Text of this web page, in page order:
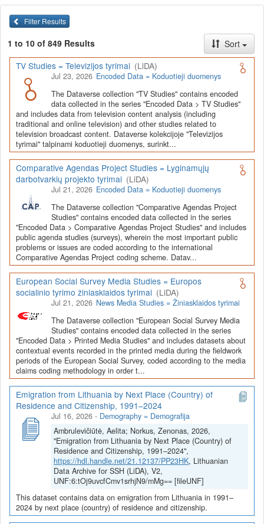
infrastruktūra, suteikianti prieigą prie daugiau nei 600 duomenų ir
tyrimų išteklių. Visi duomenų ir tyrimų ištekliai yra dokumentuoti
lietuvių ir anglų kalbomis pagal tarptautinius standartus. LiDA
įsikūręsKauno technologijos universiteto Duomenų analizės
ir archyvavimo (DAtA) centre( data.ktu.edu
Prieigai prie išteklių naudojama ši
visi ištekliai prieinami, nes 2020-2029 m. vykdomas perkėlimo iš
senosios infrastruktūros projektas). LiDA kuruoja įvairių tipų
išteklius ir jie publikuojami atskiruose kataloguose pagal tipą:
Apklausų duomenys ,Interviu duomenys,Agreguotieji duomenys
(įskaitant Istorinę statistiką),Tekstiniai duomenys
duomenys(įskaitant Žiniasklaidos tyrimus). Taip pat LiDA
talpinami didelių nacionalinių projektų duomenys (Didelių projektų
duomenys) ir Lietuvos aukštojo mokslo ir studijų bei Lietuvos
valstybės institucijų deponuoti socialinių ir humanitarinių mokslų
duomenų rinkiniai (Kitų institucijų duomenys). Norintiemsišmokti
šia talpykla, surasti ir parsisiųsti duomenis, siūlome
susipažinti suLiDA Dataverse talpyklos naudotojo vadovu.
Depozitoriai, kurie norėtų deponuoti savo duomenis į LiDA
Dataverse talpyklą, turėtų susipažinti su informacija
puslapyje.
Filter Results
1 to 10 of 849 Results
Sort
TV Studies = Televizijos tyrimai (LiDA)
Jul 23, 2026 Encoded Data = Koduotieji duomenys
The Dataverse collection "TV Studies" contains encoded
data collected in the series "Encoded Data > TV Studies"
and includes data from television content analysis (including
traditional and online television) and other studies related to
television broadcast content. Dataverse kolekcijoje "Televizijos
tyrimai" talpinami koduotieji duomenys, surinkt...
Comparative Agendas Project Studies = Lyginamųjų
darbotvarkių projekto tyrimai (LiDA)
Jul 21, 2026 Encoded Data = Koduotieji duomenys
The Dataverse collection "Comparative Agendas Project
Studies" contains encoded data collected in the series
"Encoded Data > Comparative Agendas Project Studies" and includes
public agenda studies (surveys), wherein the most important public
problems or issues are coded according to the international
Comparative Agendas Project coding scheme. Datav...
European Social Survey Media Studies = Europos
socialinio tyrimo žiniasklaidos tyrimai (LiDA)
Jul 21, 2026 News Media Studies = Žiniasklaidos tyrimai
The Dataverse collection "European Social Survey Media
Studies" contains encoded data collected in the series
"Encoded Data > Printed Media Studies" and includes datasets about
contextual events recorded in the printed media during the fieldwork
periods of the European Social Survey, coded according to the media
claims coding methodology in order t...
Emigration from Lithuania by Next Place (Country) of
Residence and Citizenship, 1991–2024
Jul 16, 2026 - Demography = Demografija
Ambrulevičiūtė, Aelita; Norkus, Zenonas, 2026,
"Emigration from Lithuania by Next Place (Country) of
Residence and Citizenship, 1991–2024",
https://hdl.handle.net/21.12137/PP23HK, Lithuanian
Data Archive for SSH (LiDA), V2,
UNF:6:tOj9uvcfCmv1srhjN9/mMg== [fileUNF]
This dataset contains data on emigration from Lithuania in 1991–
2024 by next place (country) of residence and citizenship.